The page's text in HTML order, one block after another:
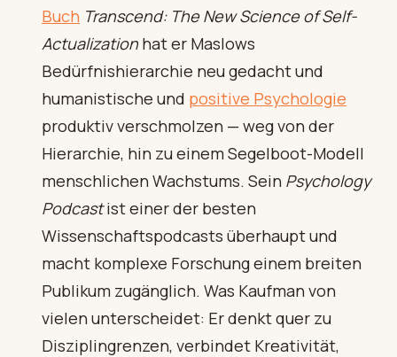
Buch Transcend: The New Science of Self-
Actualization hat er Maslows
Bedürfnishierarchie neu gedacht und
humanistische und positive Psychologie
produktiv verschmolzen — weg von der
Hierarchie, hin zu einem Segelboot-Modell
menschlichen Wachstums. Sein Psychology
Podcastist einer der besten
Wissenschaftspodcasts überhaupt und
macht komplexe Forschung einem breiten
Publikum zugänglich. Was Kaufman von
vielen unterscheidet: Er denkt quer zu
Disziplingrenzen, verbindet Kreativität,